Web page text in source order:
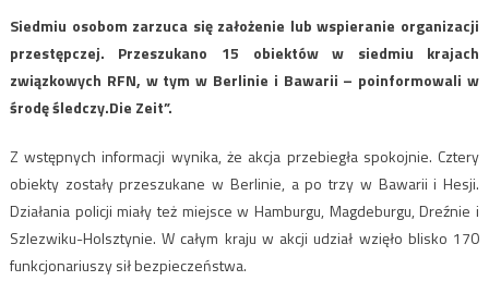
Siedmiu osobom zarzuca się założenie lub wspieranie organizacji
przestępczej. Przeszukano 15 obiektów w siedmiu krajach
związkowych RFN, w tym w Berlinie i Bawarii – poinformowali w
środę śledczy.Die Zeit”.
Z wstępnych informacji wynika, że akcja przebiegła spokojnie. Cztery
obiekty zostały przeszukane w Berlinie, a po trzy w Bawarii i Hesji.
Działania policji miały też miejsce w Hamburgu, Magdeburgu, Dreźnie i
Szlezwiku-Holsztynie. W całym kraju w akcji udział wzięło blisko 170
funkcjonariuszy sił bezpieczeństwa.